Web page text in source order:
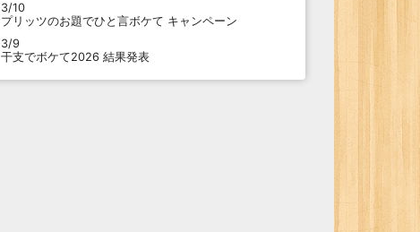
3/10
プリッツのお題でひと言ボケて キャンペーン
3/9
干支でボケて2026 結果発表